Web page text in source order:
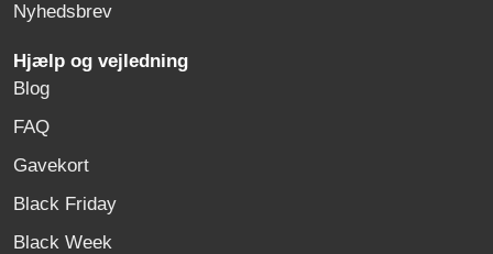
Nyhedsbrev
Hjælp og vejledning
Blog
FAQ
Gavekort
Black Friday
Black Week